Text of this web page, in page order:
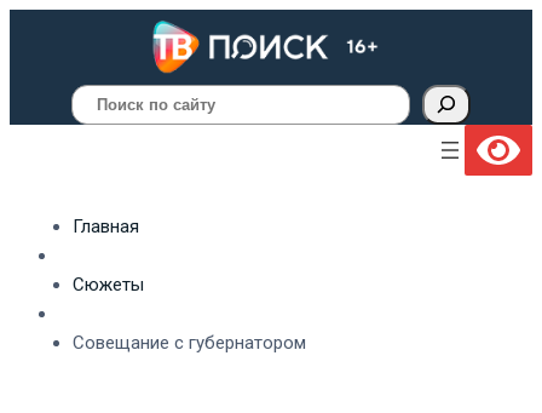
Поиск
Главная
Сюжеты
Совещание с губернатором